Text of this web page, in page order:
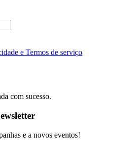
e Termos de serviço
com sucesso.
e a novos eventos!